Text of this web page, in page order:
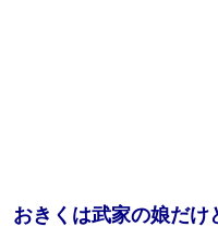
おきくは武家の娘だけ